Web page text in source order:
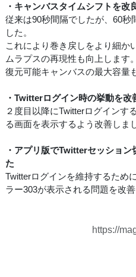
・キャンバスタイムシフトを改
従来は90秒間隔でしたが、60秒
した。
これにより巻き戻しをより細か
ムラプスの再現性も向上します。
復元可能キャンバスの最大容量
・Twitterログイン時の挙動を改
２度目以降にTwitterログインす
る画面を表示するよう改善しま
・アプリ版でTwitterセッショ
た
Twitterログインを維持するため
ラー303が表示される問題を改善
https://